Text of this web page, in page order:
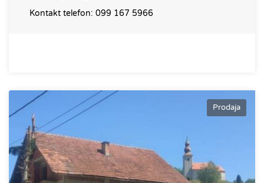
Kontakt telefon: 099 167 5966
Prodaja